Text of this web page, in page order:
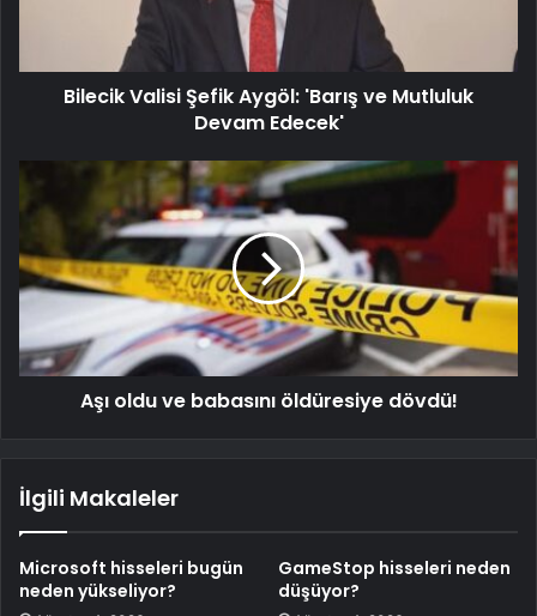
Bilecik Valisi Şefik Aygöl: 'Barış ve Mutluluk
Devam Edecek'
Aşı oldu ve babasını öldüresiye dövdü!
İlgili Makaleler
Microsoft hisseleri bugün
neden yükseliyor?
GameStop hisseleri neden
düşüyor?